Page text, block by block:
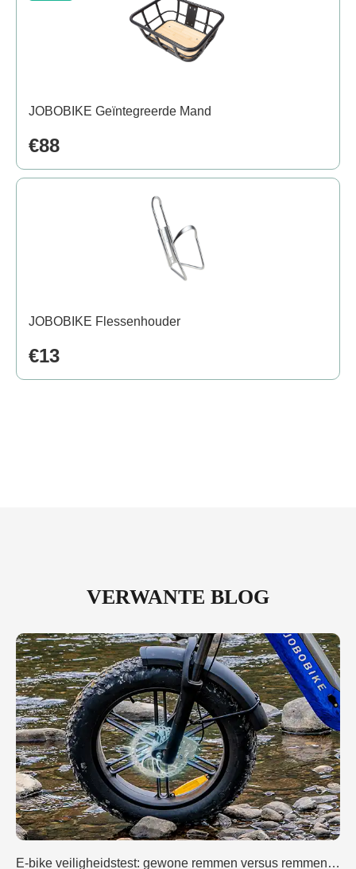
JOBOBIKE Geïntegreerde Mand
€88
JOBOBIKE Flessenhouder
€13
VERWANTE BLOG
E-bike veiligheidstest: gewone remmen versus remmen met motoruitschakeling